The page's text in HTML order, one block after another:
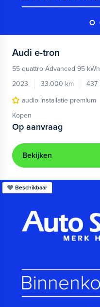
Audi e-tron
55 quattro Advanced 95 kWh
2023
33.000 km 437
audio installatie premium
Kopen
Op aanvraag
Bekijken
Beschikbaar